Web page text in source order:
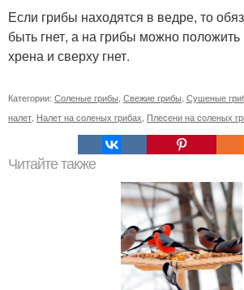
Если грибы находятся в ведре, то
быть гнет, а на грибы можно положить
хрена и сверху гнет.
Категории: Соленые грибы, Свежие грибы, Сушеные
налет, Налет на соленых грибах, Плесени на соленых
Читайте также